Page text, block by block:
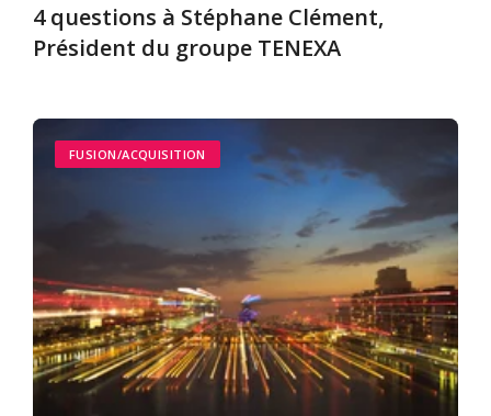
4 questions à Stéphane Clément,
Président du groupe TENEXA
FUSION/ACQUISITION